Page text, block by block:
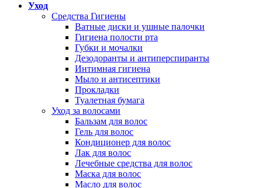
Уход
Средства Гигиены
Ватные диски и ушные палочки
Гигиена полости рта
Губки и мочалки
Дезодоранты и антиперспиранты
Интимная гигиена
Мыло и антисептики
Прокладки
Туалетная бумага
Уход за волосами
Бальзам для волос
Гель для волос
Кондиционер для волос
Лак для волос
Лечебные средства для волос
Маска для волос
Масло для волос